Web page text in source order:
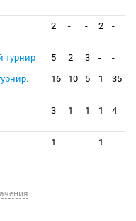
2 - - 2 -
турнир 5 2 3 -
-
16 10 5 1 35
3 1 1 1 4
1 - - 1 -